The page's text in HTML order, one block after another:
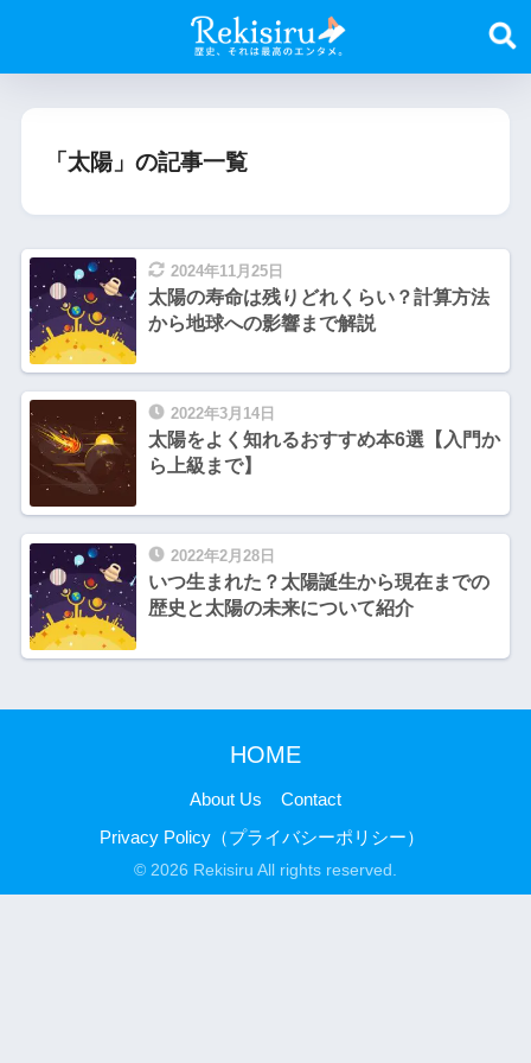
「太陽」の記事一覧
2024年11月25日
太陽の寿命は残りどれくらい？計算方法
から地球への影響まで解説
2022年3月14日
太陽をよく知れるおすすめ本6選【入門か
ら上級まで】
2022年2月28日
いつ生まれた？太陽誕生から現在までの
歴史と太陽の未来について紹介
HOME
About Us Contact
Privacy Policy（プライバシーポリシー）
© 2026 Rekisiru All rights reserved.